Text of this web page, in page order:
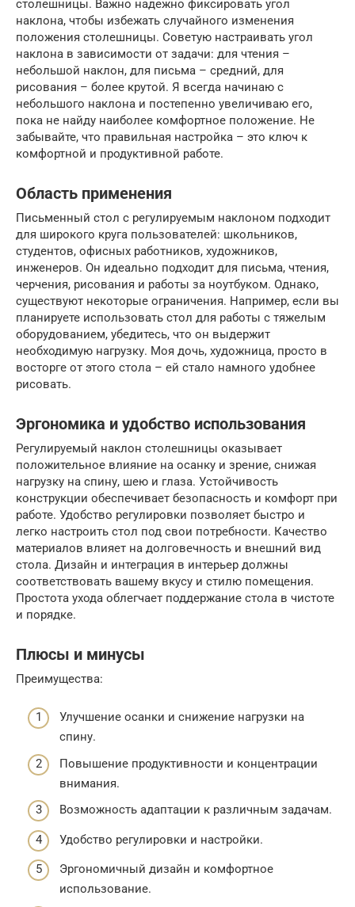
столешницы. Важно надежно фиксировать угол
наклона, чтобы избежать случайного изменения
положения столешницы. Советую настраивать угол
наклона в зависимости от задачи: для чтения –
небольшой наклон, для письма – средний, для
рисования – более крутой. Я всегда начинаю с
небольшого наклона и постепенно увеличиваю его,
пока не найду наиболее комфортное положение. Не
забывайте, что правильная настройка – это ключ к
комфортной и продуктивной работе.
Область применения
Письменный стол с регулируемым наклоном подходит
для широкого круга пользователей: школьников,
студентов, офисных работников, художников,
инженеров. Он идеально подходит для письма, чтения,
черчения, рисования и работы за ноутбуком. Однако,
существуют некоторые ограничения. Например, если вы
планируете использовать стол для работы с тяжелым
оборудованием, убедитесь, что он выдержит
необходимую нагрузку. Моя дочь, художница, просто в
восторге от этого стола – ей стало намного удобнее
рисовать.
Эргономика и удобство использования
Регулируемый наклон столешницы оказывает
положительное влияние на осанку и зрение, снижая
нагрузку на спину, шею и глаза. Устойчивость
конструкции обеспечивает безопасность и комфорт при
работе. Удобство регулировки позволяет быстро и
легко настроить стол под свои потребности. Качество
материалов влияет на долговечность и внешний вид
стола. Дизайн и интеграция в интерьер должны
соответствовать вашему вкусу и стилю помещения.
Простота ухода облегчает поддержание стола в чистоте
и порядке.
Плюсы и минусы
Преимущества:
Улучшение осанки и снижение нагрузки на
спину.
Повышение продуктивности и концентрации
внимания.
Возможность адаптации к различным задачам.
Удобство регулировки и настройки.
Эргономичный дизайн и комфортное
использование.